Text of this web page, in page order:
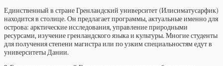
Единственный в стране Гренландский университет (Илисиматусарфик)
находится в столице. Он предлагает программы, актуальные именно для
острова: арктические исследования, управление природными
ресурсами, изучение гренландского языка и культуры. Многие студенты
для получения степени магистра или по узким специальностям едут в
университеты Дании.